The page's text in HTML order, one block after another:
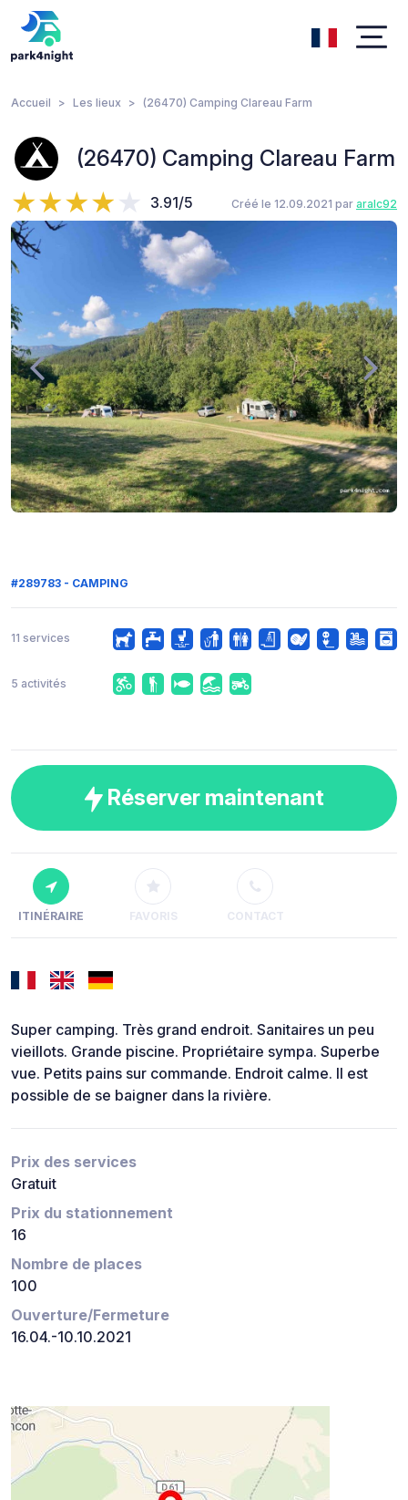
Accueil Les lieux (26470) Camping Clareau Farm
(26470) Camping Clareau Farm
3.91/5 Créé le 12.09.2021 par aralc92
#289783 - CAMPING
11 services
5 activités
Réserver maintenant
ITINÉRAIRE FAVORIS CONTACT
Super camping. Très grand endroit. Sanitaires un peu
vieillots. Grande piscine. Propriétaire sympa. Superbe
vue. Petits pains sur commande. Endroit calme. Il est
possible de se baigner dans la rivière.
Prix des services
Gratuit
Prix du stationnement
16
Nombre de places
100
Ouverture/Fermeture
16.04.-10.10.2021